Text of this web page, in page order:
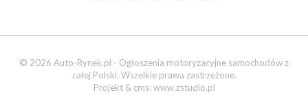
© 2026 Auto-Rynek.pl - Ogłoszenia motoryzacyjne samochodów z
całej Polski. Wszelkie prawa zastrzeżone.
Projekt & cms: www.zstudio.pl